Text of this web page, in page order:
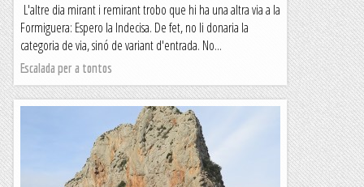
L'altre dia mirant i remirant trobo que hi ha una altra via a la
Formiguera: Espero la Indecisa. De fet, no li donaria la
categoria de via, sinó de variant d'entrada. No...
Escalada per a tontos